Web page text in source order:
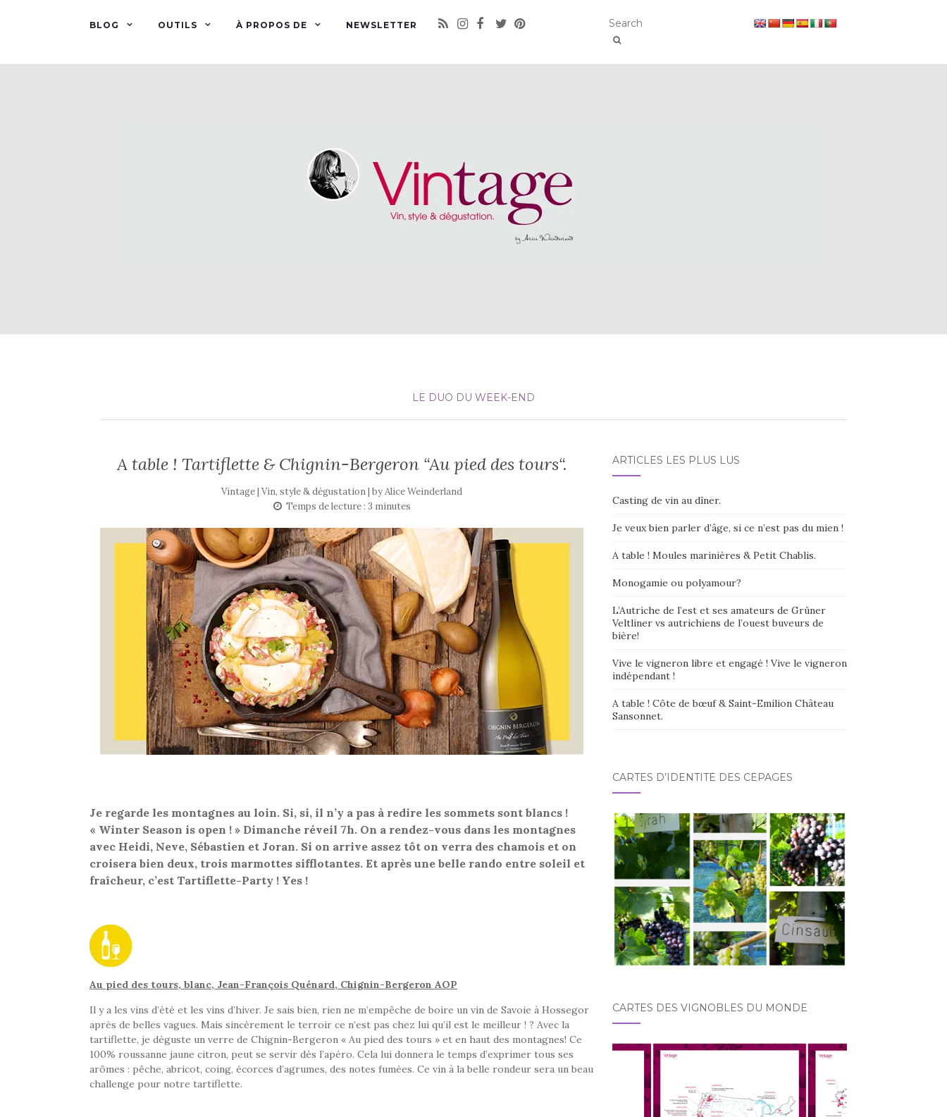
BLOG OUTILS À PROPOS DE NEWSLETTER
LE DUO DU WEEK-END
A table ! Tartiflette & Chignin-Bergeron “Au pied des tours“.
Vintage | Vin, style & dégustation | byAlice Weinderland
Temps de lecture : 3 minutes
Je regarde les montagnes au loin. Si, si, il n’y a pas à redire les sommets sont blancs !
« Winter Season is open ! » Dimanche réveil 7h. On a rendez-vous dans les montagnes
avec Heidi, Neve, Sébastien et Joran. Si on arrive assez tôt on verra des chamois et on
croisera bien deux, trois marmottes sifflotantes. Et après une belle rando entre soleil et
fraîcheur, c’est Tartiflette-Party ! Yes !
Au pied des tours, blanc, Jean-François Quénard, Chignin-Bergeron AOP
Il y a les vins d’été et les vins d’hiver. Je sais bien, rien ne m’empêche de boire un vin de Savoie à Hossegor
après de belles vagues. Mais sincèrement le terroir ce n’est pas chez lui qu’il est le meilleur ! ? Avec la
tartiflette, je déguste un verre de Chignin-Bergeron « Au pied des tours » et en haut des montagnes! Ce
100% roussanne jaune citron, peut se servir dès l’apéro. Cela lui donnera le temps d’exprimer tous ses
arômes : pêche, abricot, coing, écorces d’agrumes, des notes fumées. Ce vin à la belle rondeur sera un beau
challenge pour notre tartiflette.
ARTICLES LES PLUS LUS
Casting de vin au dîner.
Je veux bien parler d’âge, si ce n’est pas du mien !
A table ! Moules marinières & Petit Chablis.
Monogamie ou polyamour?
L’Autriche de l’est et ses amateurs de Grüner
Veltliner vs autrichiens de l’ouest buveurs de
bière!
Vive le vigneron libre et engagé ! Vive le vigneron
indépendant !
A table ! Côte de bœuf & Saint-Emilion Château
Sansonnet.
CARTES D’IDENTITÉ DES CÉPAGES
CARTES DES VIGNOBLES DU MONDE